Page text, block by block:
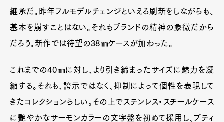
継承だ。昨年フルモデルチェンジといえる刷新をしながらも、
基本を崩すことはない。それもブランドの精神の象徴だから
だろう。新作では待望の38㎜ケースが加わった。
これまでの40㎜に対し、より引き締まったサイズに魅力を凝
縮する。それも、誇示ではなく、抑制によって個性を表現して
きたコレクションらしい。その上でステンレス・スチールケース
に艶やかなサーモンカラーの文字盤を初めて採用し、ブティ